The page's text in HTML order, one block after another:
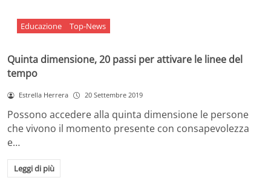
Educazione Top-News
Quinta dimensione, 20 passi per attivare le linee del
tempo
Estrella Herrera 20 Settembre 2019
Possono accedere alla quinta dimensione le persone
che vivono il momento presente con consapevolezza
e…
Leggi di più